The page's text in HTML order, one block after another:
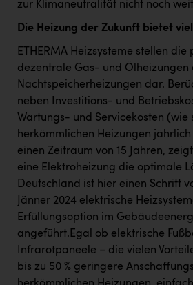
z.l.ö.
Österreichisches
Wirtschaftskammer OÖ
Dopgas
kunden basics
kontakt
zur Klimaneutralität nicht noch
Die Heizung der Zukunft bietet
ETHERMA Heizsysteme stellen
dezentrale Gas- und Ölheizungen
Nachtspeicherheizungen dar.
neben Investitions- und
Wartungs- und Servicekosten (wie
herkömmlichen Heizungen
einen Zeitraum von 15 Jahren,
eine Elektroheizung die optimale
Deutschland ist hier einen Schritt
Jänner 2024 elektrische
Erfüllungsoption im
angeführt.Egal ob elektrische
Infrarotpaneele – die vielen
bis zu 50 % geringere